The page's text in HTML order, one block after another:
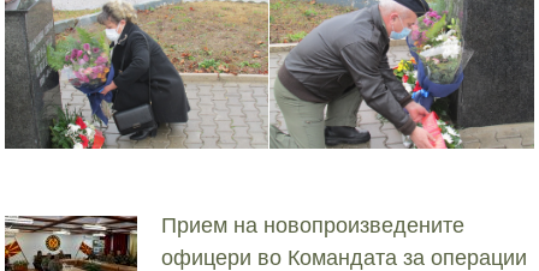
Прием на новопроизведените
офицери во Командата за операции